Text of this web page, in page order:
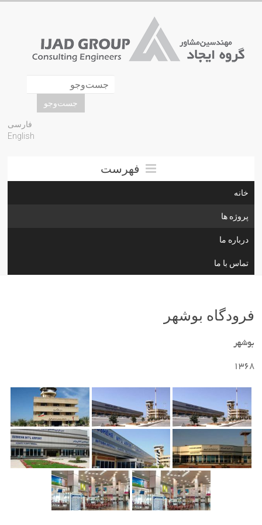
فارسی
English
فهرست
خانه
پروژه ها
درباره ما
تماس با ما
فرودگاه بوشهر
بوشهر
1368